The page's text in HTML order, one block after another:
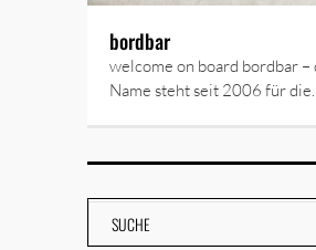
bordbar
welcome on board bordbar –
Name steht seit 2006 für